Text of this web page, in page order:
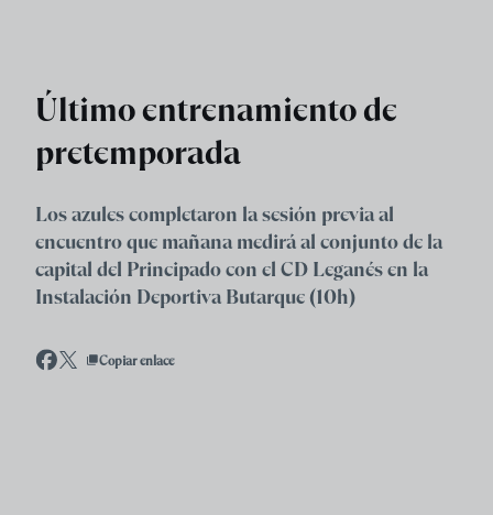
Último entrenamiento de
pretemporada
Los azules completaron la sesión previa al
encuentro que mañana medirá al conjunto de la
capital del Principado con el CD Leganés en la
Instalación Deportiva Butarque (10h)
Copiar enlace